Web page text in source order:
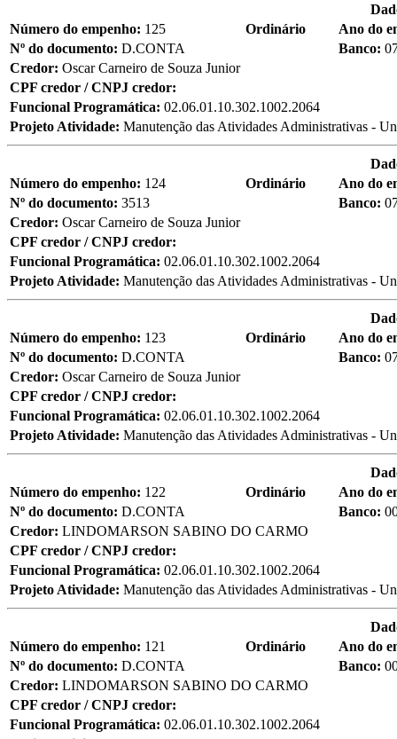
Número do empenho: 125 Ordinário
Ano do
Nº do documento: D.CONTA Banco:
Credor: Oscar Carneiro de Souza Junior
CPF credor / CNPJ credor:
Funcional Programática: 02.06.01.10.302.1002.2064
Projeto Atividade: Manutenção das Atividades Administrativas -
Número do empenho: 124 Ordinário
Ano do
Nº do documento: 3513 Banco:
Credor: Oscar Carneiro de Souza Junior
CPF credor / CNPJ credor:
Funcional Programática: 02.06.01.10.302.1002.2064
Projeto Atividade: Manutenção das Atividades Administrativas -
Número do empenho: 123 Ordinário
Ano do
Nº do documento: D.CONTA Banco:
Credor: Oscar Carneiro de Souza Junior
CPF credor / CNPJ credor:
Funcional Programática: 02.06.01.10.302.1002.2064
Projeto Atividade: Manutenção das Atividades Administrativas -
Número do empenho: 122 Ordinário
Ano do
Nº do documento: D.CONTA Banco:
Credor: LINDOMARSON SABINO DO CARMO
CPF credor / CNPJ credor:
Funcional Programática: 02.06.01.10.302.1002.2064
Projeto Atividade: Manutenção das Atividades Administrativas -
Número do empenho: 121 Ordinário
Ano do
Nº do documento: D.CONTA Banco:
Credor: LINDOMARSON SABINO DO CARMO
CPF credor / CNPJ credor:
Funcional Programática: 02.06.01.10.302.1002.2064